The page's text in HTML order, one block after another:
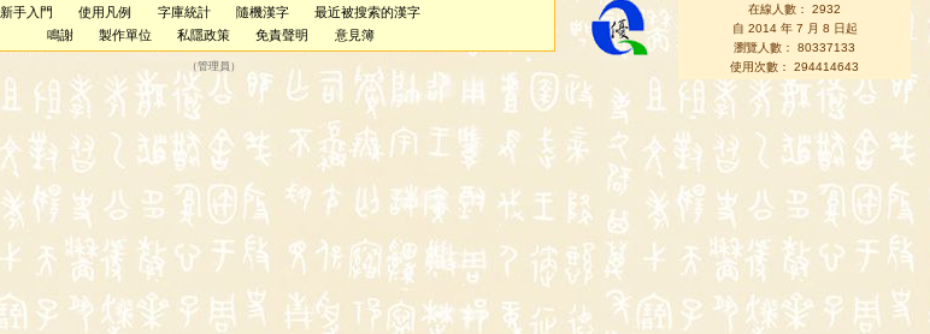
新手入門 使用凡例 字庫統計 隨機漢字
最近被搜索的漢字
鳴謝
製作單位 私隱政策 免責聲明 意見簿
（管理員 ）
在線人數： 2932
自 2014 年 7 月 8 日起
瀏覽人數： 80337133
使用次數： 294414643